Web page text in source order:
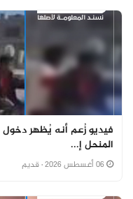
فيديو زُعم أنه يُظهر دخول
المنحل إ...
· قديم